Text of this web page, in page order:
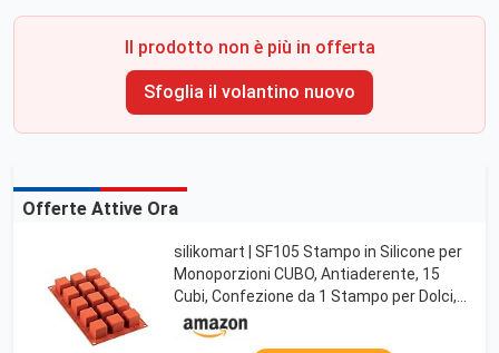
Il prodotto non è più in offerta
Sfoglia il volantino nuovo
Offerte Attive Ora
silikomart | SF105 Stampo in Silicone per
Monoporzioni CUBO, Antiaderente, 15
Cubi, Confezione da 1 Stampo per Dolci,
35 x 35 mm, h 35 mm, Made in Italy